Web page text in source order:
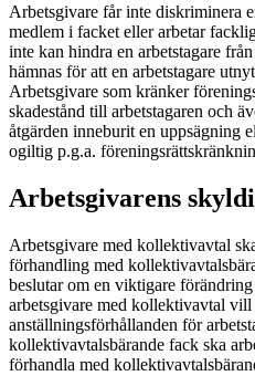
Arbetsgivare får inte diskriminera
medlem i facket eller arbetar
inte kan hindra en arbetstagare
hämnas för att en arbetstagare
Arbetsgivare som kränker
skadestånd till arbetstagaren och
åtgärden inneburit en uppsägning
ogiltig p.g.a.
Arbetsgivarens
Arbetsgivare med kollektivavtal
förhandling med
beslutar om en viktigare
arbetsgivare med kollektivavtal vill
anställningsförhållanden för
kollektivavtalsbärande fack ska
förhandla med